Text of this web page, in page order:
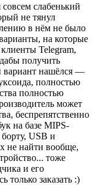
слабенький
не тянул
в нём не было
на которые
Telegram,
получить
вариант нашёлся —
полностью
полностью
может
беспрепятственно
на базе MIPS-
USB и
не найти вообще,
тоже
и его
только заказать :)